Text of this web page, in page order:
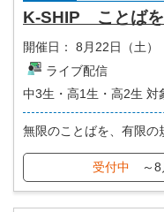
K-SHIP ことばを
開催日：
8月22日（土）
ライブ配信
中3生・高1生・高2生 対
無限のことばを、有限の
受付中 ～